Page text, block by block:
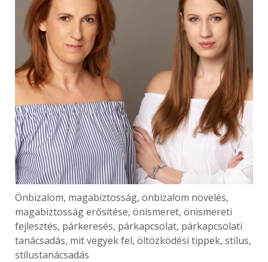
Önbizalom, magabiztosság, önbizalom növelés,
magabiztosság erősítése, önismeret, önismereti
fejlesztés, párkeresés, párkapcsolat, párkapcsolati
tanácsadás, mit vegyek fel, öltözködési tippek, stílus,
stílustanácsadás